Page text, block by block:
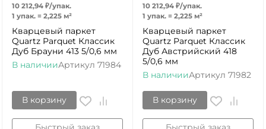
10 212,94 ₽/упак.
1 упак. = 2,225 м²
Кварцевый паркет
Quartz Parquet Классик
Дуб Брауни 413 5/0,6 мм
В наличииАртикул 71984
В корзину
10 212,94 ₽/упак.
1 упак. = 2,225 м²
Кварцевый паркет
Quartz Parquet Классик
Дуб Австрийский 418
5/0,6 мм
В наличииАртикул 71982
В корзину